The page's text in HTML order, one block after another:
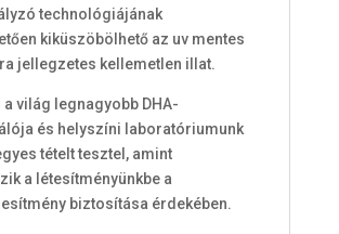
technológiájának
kiküszöbölhető az uv mentes
jellegzetes kellemetlen illat.
a világ legnagyobb DHA-
és helyszíni laboratóriumunk
tételt tesztel, amint
a létesítményünkbe a
biztosítása érdekében.